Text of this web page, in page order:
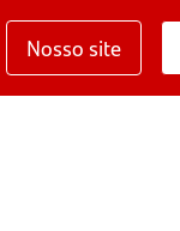
Nosso site